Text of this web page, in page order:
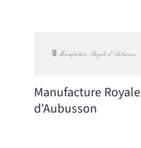
Manufacture Royale
d'Aubusson